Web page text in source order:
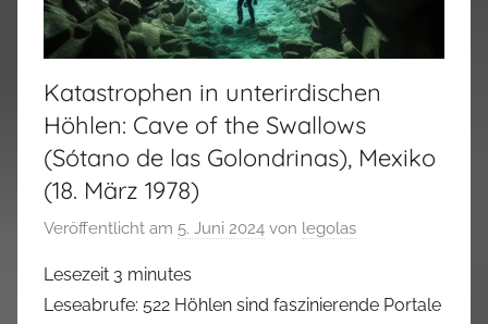
Katastrophen in unterirdischen
Höhlen: Cave of the Swallows
(Sótano de las Golondrinas), Mexiko
(18. März 1978)
Veröffentlicht am 5. Juni 2024 von legolas
Lesezeit 3 minutes
Leseabrufe: 522 Höhlen sind faszinierende Portale